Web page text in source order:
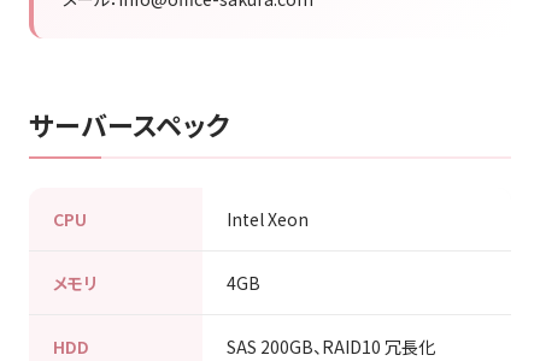
サーバースペック
CPU Intel Xeon
メモリ 4GB
HDD SAS 200GB、RAID10 冗長化